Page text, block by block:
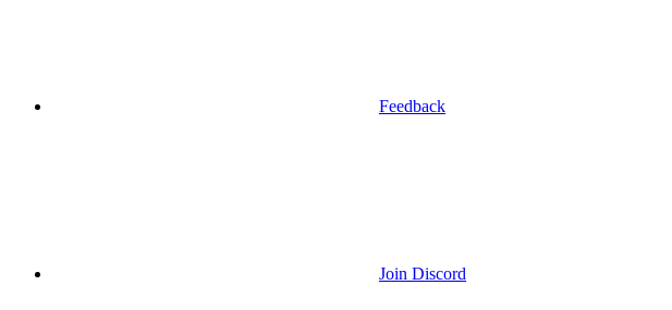
Feedback
Join Discord